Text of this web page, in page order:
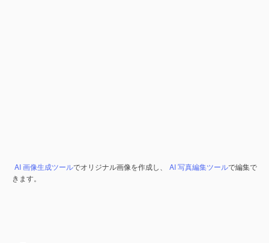
AI 画像生成ツールでオリジナル画像を作成し、 AI 写真編集ツールで編集で
きます。